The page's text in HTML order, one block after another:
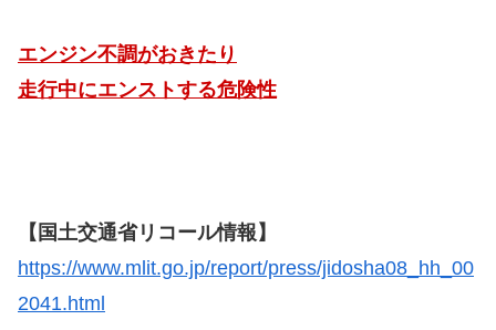
エンジン不調がおきたり
走行中にエンストする危険性
【国土交通省リコール情報】
https://www.mlit.go.jp/report/press/jidosha08_hh_00
2041.html